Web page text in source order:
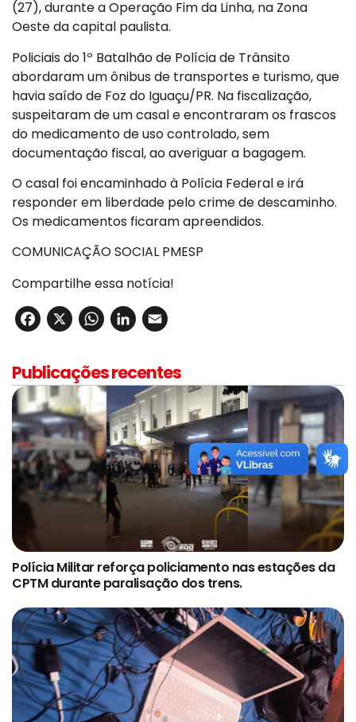
(27), durante a Operação Fim da Linha, na Zona
Oeste da capital paulista.
Policiais do 1º Batalhão de Polícia de Trânsito
abordaram um ônibus de transportes e turismo, que
havia saído de Foz do Iguaçu/PR. Na fiscalização,
suspeitaram de um casal e encontraram os frascos
do medicamento de uso controlado, sem
documentação fiscal, ao averiguar a bagagem.
O casal foi encaminhado à Polícia Federal e irá
responder em liberdade pelo crime de descaminho.
Os medicamentos ficaram apreendidos.
COMUNICAÇÃO SOCIAL PMESP
Compartilhe essa notícia!
Facebook
X WhatsApp
LinkedIn
Publicações recentes
Polícia Militar reforça policiamento nas estações da
CPTM durante paralisação dos trens.